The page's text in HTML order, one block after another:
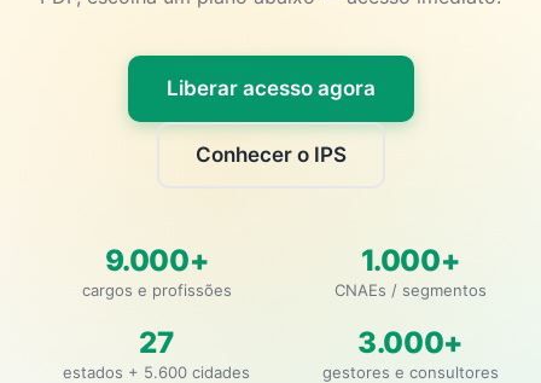
Liberar acesso agora
Conhecer o IPS
9.000+
cargos e profissões
1.000+
CNAEs / segmentos
27
estados + 5.600 cidades
3.000+
gestores e consultores